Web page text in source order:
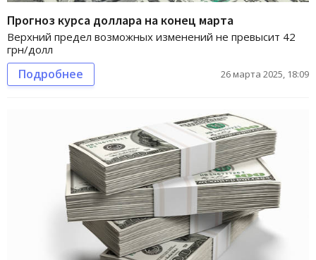
Прогноз курса доллара на конец марта
Верхний предел возможных изменений не превысит 42
грн/долл
Подробнее 26 марта 2025, 18:09